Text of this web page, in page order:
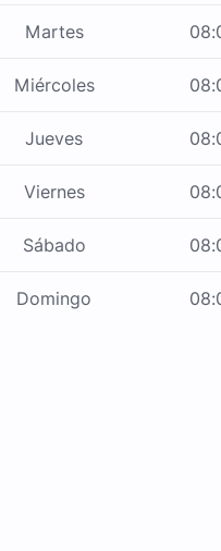
Martes
Miércoles
Jueves
Viernes
Sábado
Domingo